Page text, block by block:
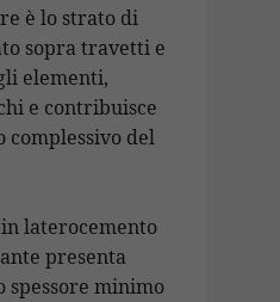
è lo strato di
sopra travetti e
elementi,
e contribuisce
complessivo del
laterocemento
presenta
spessore minimo